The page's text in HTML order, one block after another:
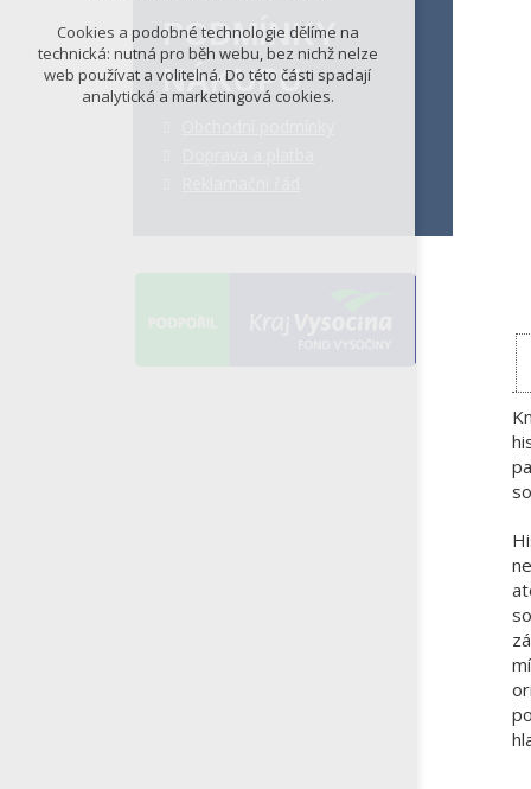
PODMÍNKY
NÁKUPU
ODMÍTNOUT VŠE
Cookies a podobné technologie dělíme na
technická: nutná pro běh webu, bez nichž nelze
web používat a volitelná. Do této části spadají
analytická a marketingová cookies.